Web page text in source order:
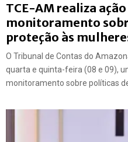
TCE-AM realiza
monitoramento
proteção às
O Tribunal de Contas do
quarta e quinta-feira (08 e 09),
monitoramento sobre políticas